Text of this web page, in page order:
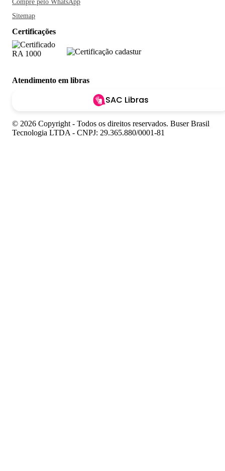
Compre pelo WhatsApp
Sitemap
Certificações
Atendimento em libras
SAC Libras
© 2026 Copyright - Todos os direitos reservados. Buser Brasil
Tecnologia LTDA - CNPJ: 29.365.880/0001-81